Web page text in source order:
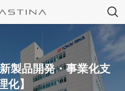
製品開発・事業化支
化】